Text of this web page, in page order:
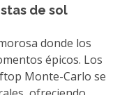
de sol
donde los
épicos. Los
Monte-Carlo se